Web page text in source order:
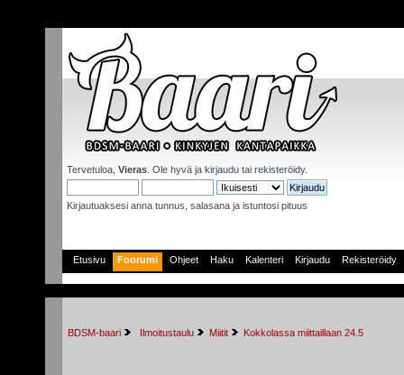
Tervetuloa, Vieras . Ole hyvä ja kirjaudu tai rekisteröidy.
Kirjautuaksesi anna tunnus, salasana ja istuntosi pituus
Etusivu Foorumi Ohjeet Haku Kalenteri Kirjaudu Rekisteröidy
BDSM-baari Ilmoitustaulu Miitit Kokkolassa miittaillaan 24.5